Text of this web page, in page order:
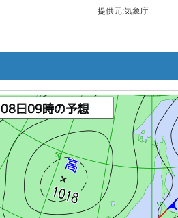
提供元:気象庁